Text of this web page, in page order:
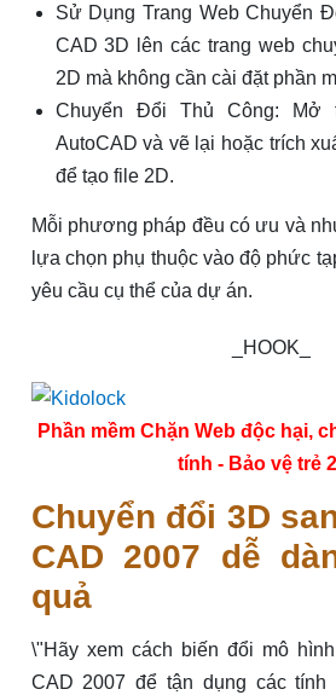
Sử Dụng Trang Web Chuyển
CAD 3D lên các trang web
2D mà không cần cài đặt phần
Chuyển Đổi Thủ Công: Mở
AutoCAD và vẽ lại hoặc trích
để tạo file 2D.
Mỗi phương pháp đều có ưu và
lựa chọn phụ thuộc vào độ phức
yêu cầu cụ thể của dự án.
_HOOK_
Phần mềm Chặn Web độc hại,
tính - Bảo vệ trẻ
Chuyển đổi 3D
CAD 2007 dễ
quả
\"Hãy xem cách biến đổi mô
CAD 2007 để tận dụng các tính